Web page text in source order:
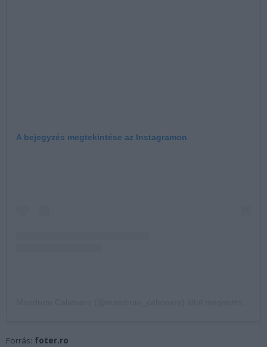
A bejegyzés megtekintése az Instagramon
Forrás: foter.ro